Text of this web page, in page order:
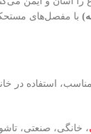
با مفصل‌های
استفاده در
، خانگی، صنعتی،